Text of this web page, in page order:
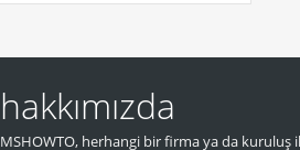
hakkımızda
MSHOWTO, herhangi bir firma ya da kuruluş